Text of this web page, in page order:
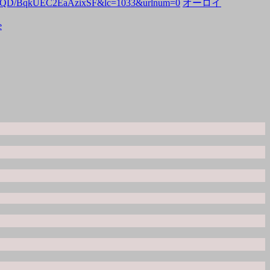
BqkUEC2EaAzixSF&lc=1033&urlnum=0 オーロイ